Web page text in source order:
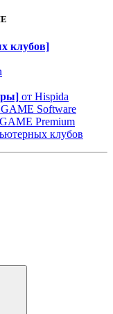
клубов]
от Hispida
Software
Premium
клубов